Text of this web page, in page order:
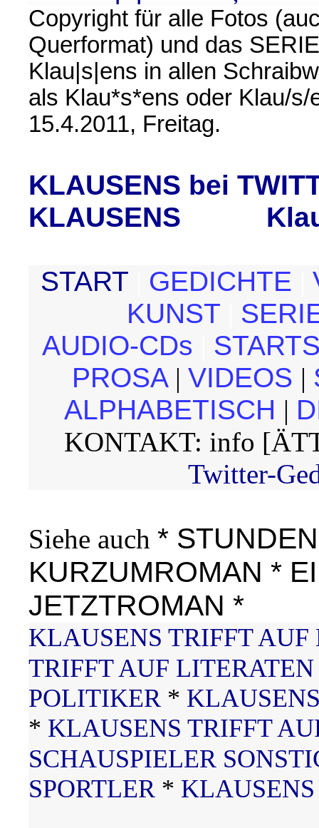
Copyright für alle Fotos
Querformat) und das
Klau|s|ens in allen
als Klau*s*ens oder Klau/
15.4.2011, Freitag.
KLAUSENS bei
KLAUSENS
START GEDICHTE
KUNST
AUDIO-CDs
PROSA | VIDEOS |
ALPHABETISCH |
KONTAKT: info
Twitter-
Siehe auch *
KURZUMROMAN *
JETZTROMAN *
KLAUSENS TRIFFT AUF
TRIFFT AUF LITERATEN
POLITIKER *
* KLAUSENS TRIFFT
SCHAUSPIELER
SPORTLER *